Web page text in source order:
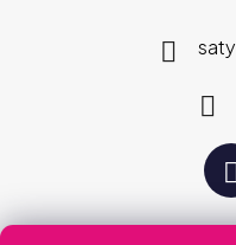
saty